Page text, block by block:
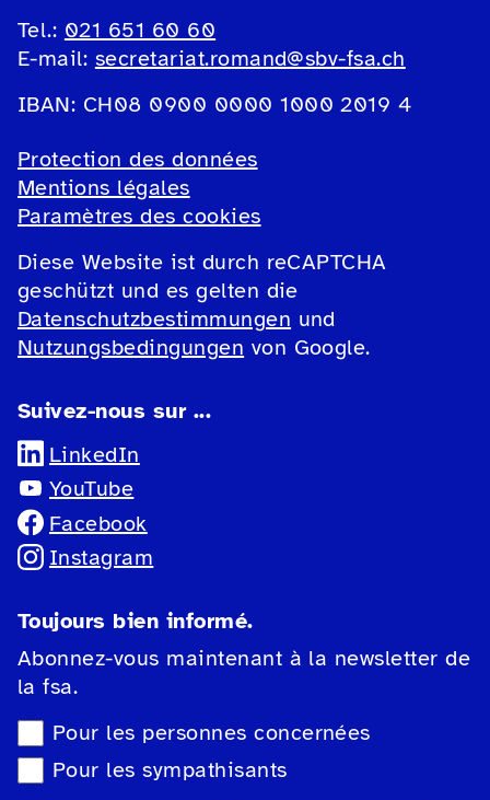
Tel.: 021 651 60 60
E-mail: secretariat.romand@sbv-fsa.ch
IBAN: CH08 0900 0000 1000 2019 4
Protection des données
Mentions légales
Paramètres des cookies
Diese Website ist durch reCAPTCHA
geschützt und es gelten die
Datenschutzbestimmungen und
Nutzungsbedingungen von Google.
Suivez-nous sur ...
LinkedIn
YouTube
Facebook
Instagram
Toujours bien informé.
Abonnez-vous maintenant à la newsletter de
la fsa.
Sélection du type de newsletter
Pour les personnes concernées
Pour les sympathisants